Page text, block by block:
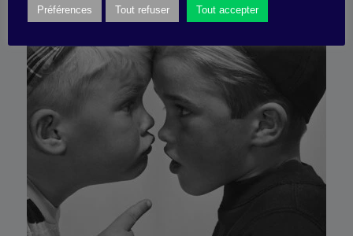
Préférences Tout refuser Tout accepter